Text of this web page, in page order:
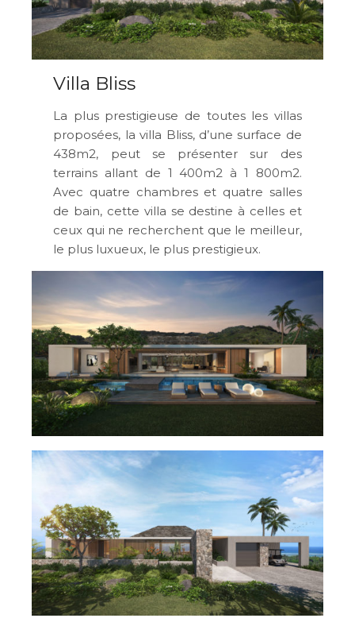
Villa Bliss
La plus prestigieuse de toutes les villas
proposées, la villa Bliss, d’une surface de
438m2, peut se présenter sur des
terrains allant de 1 400m2 à 1 800m2.
Avec quatre chambres et quatre salles
de bain, cette villa se destine à celles et
ceux qui ne recherchent que le meilleur,
le plus luxueux, le plus prestigieux.